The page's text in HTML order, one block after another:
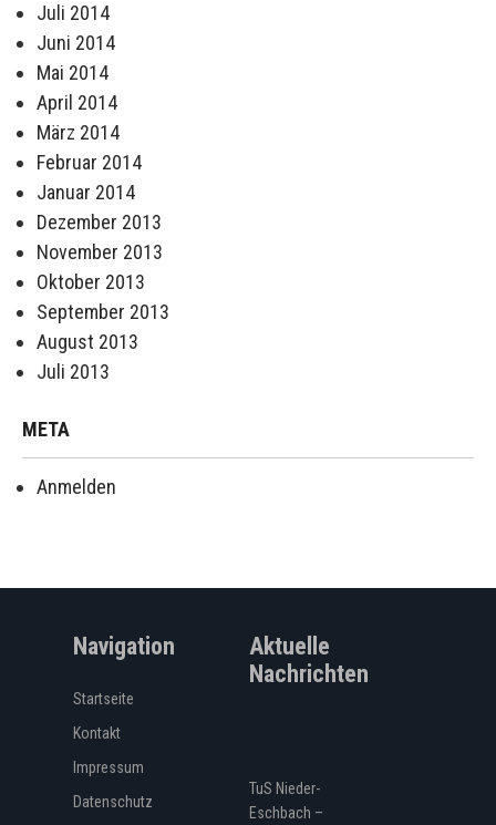
Juli 2014
Juni 2014
Mai 2014
April 2014
März 2014
Februar 2014
Januar 2014
Dezember 2013
November 2013
Oktober 2013
September 2013
August 2013
Juli 2013
META
Anmelden
Navigation
Startseite
Kontakt
Impressum
Datenschutz
Aktuelle
Nachrichten
TuS Nieder-
Eschbach –